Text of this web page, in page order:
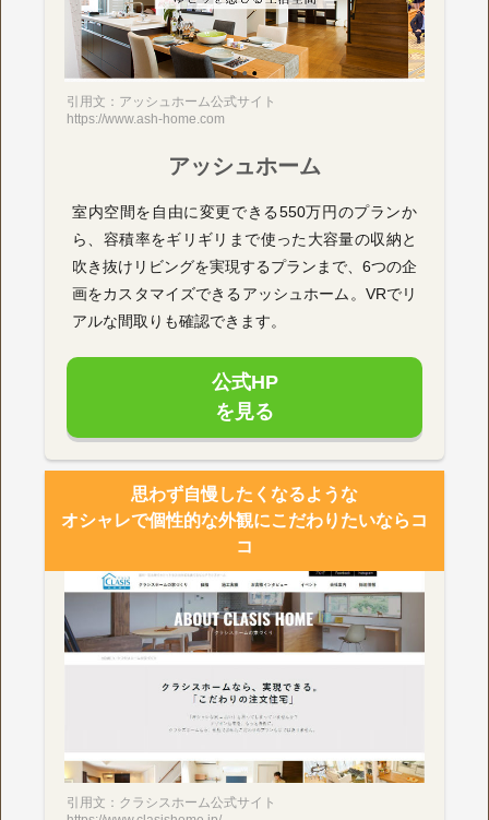
引用文：アッシュホーム公式サイト
https://www.ash-home.com
アッシュホーム
室内空間を自由に変更できる550万円のプランか
ら、容積率をギリギリまで使った大容量の収納と
吹き抜けリビングを実現するプランまで、6つの企
画をカスタマイズできるアッシュホーム。VRでリ
アルな間取りも確認できます。
公式HP
を見る
思わず自慢したくなるような
オシャレで個性的な外観にこだわりたいならコ
コ
引用文：クラシスホーム公式サイト